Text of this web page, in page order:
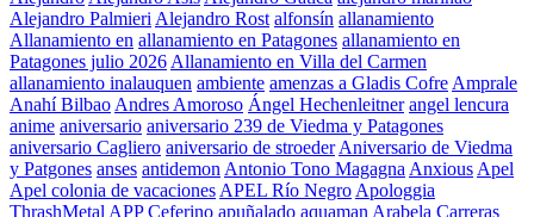
Alejandro Palmieri Alejandro Rost alfonsín allanamiento
Allanamiento en allanamiento en Patagones allanamiento en
Patagones julio 2026 Allanamiento en Villa del Carmen
allanamiento inalauquen ambiente amenzas a Gladis Cofre Amprale
Anahí Bilbao Andres Amoroso Ángel Hechenleitner angel lencura
anime aniversario aniversario 239 de Viedma y Patagones
aniversario Cagliero aniversario de stroeder Aniversario de Viedma
y Patgones anses antidemon Antonio Tono Magagna Anxious Apel
Apel colonia de vacaciones APEL Río Negro Apologgia
ThrashMetal APP Ceferino apuñalado aquaman Arabela Carreras